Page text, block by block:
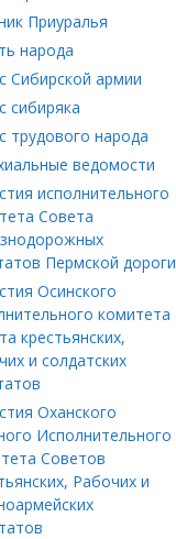
Приуралья
народа
Сибирской армии
сибиряка
трудового народа
ведомости
исполнительного
Совета
Пермской дороги
Осинского
комитета
крестьянских,
и солдатских
Оханского
Исполнительного
Советов
Рабочих и